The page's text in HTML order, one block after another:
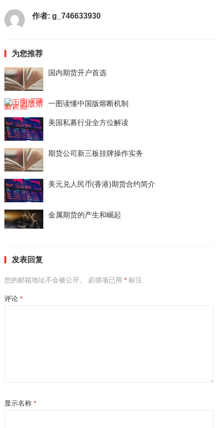
作者: g_746633930
为您推荐
国内期货开户首选
一图读懂中国版熔断机制
美国私募行业全方位解读
期货公司新三板挂牌操作实务
美元兑人民币(香港)期货合约简介
金属期货的产生和崛起
发表回复
您的邮箱地址不会被公开。 必填项已用 *标注
评论 *
显示名称 *